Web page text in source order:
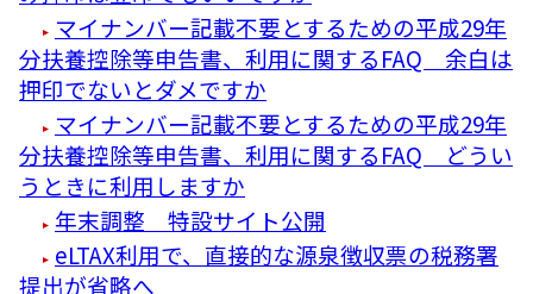
マイナンバー記載不要とするための平成29年
分扶養控除等申告書、利用に関するFAQ 余白は
押印でないとダメですか
マイナンバー記載不要とするための平成29年
分扶養控除等申告書、利用に関するFAQ どうい
うときに利用しますか
年末調整 特設サイト公開
eLTAX利用で、直接的な源泉徴収票の税務署
提出が省略へ